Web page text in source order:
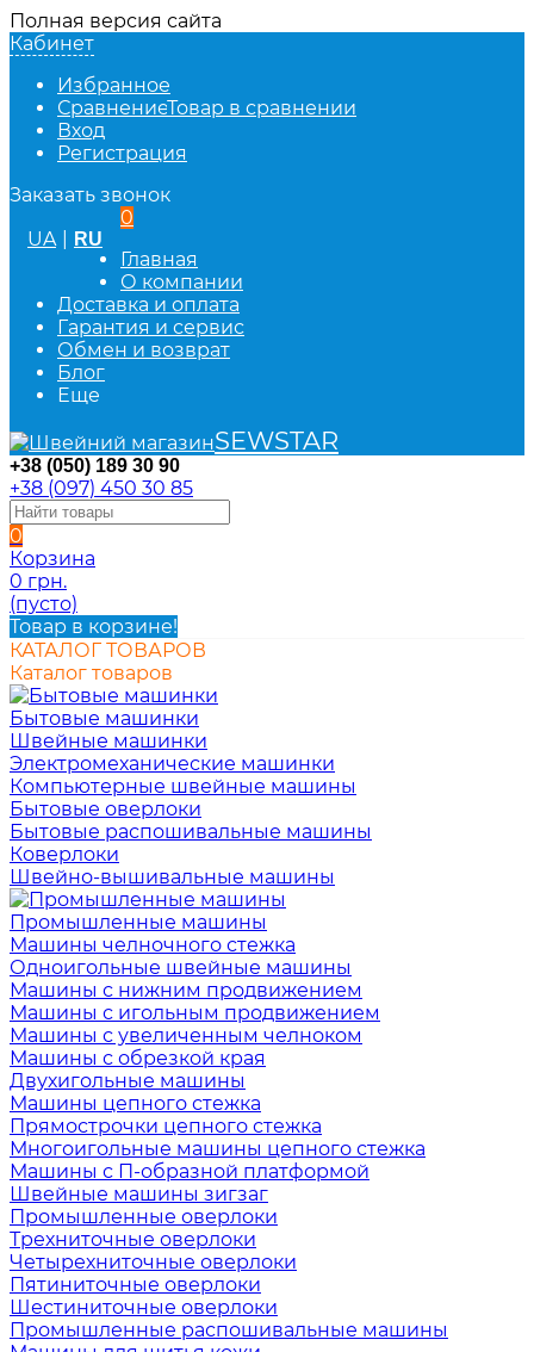
Полная версия сайта
Кабинет
Избранное
СравнениеТовар в сравнении
Вход
Регистрация
Заказать звонок
UA
RU
0
Главная
О компании
Доставка и оплата
Гарантия и сервис
Обмен и возврат
Блог
Еще
SEWSTAR
+38 (050) 189 30 90
+38 (097) 450 30 85
0
Корзина
0 грн.
(пусто)
Товар в корзине!
КАТАЛОГ ТОВАРОВ
Каталог товаров
Бытовые машинки
Швейные машинки
Электромеханические машинки
Компьютерные швейные машины
Бытовые оверлоки
Бытовые распошивальные машины
Коверлоки
Швейно-вышивальные машины
Промышленные машины
Машины челночного стежка
Одноигольные швейные машины
Машины с нижним продвижением
Машины с игольным продвижением
Машины с увеличенным челноком
Машины с обрезкой края
Двухигольные машины
Машины цепного стежка
Прямострочки цепного стежка
Многоигольные машины цепного стежка
Машины с П-образной платформой
Швейные машины зигзаг
Промышленные оверлоки
Трехниточные оверлоки
Четырехниточные оверлоки
Пятиниточные оверлоки
Шестиниточные оверлоки
Промышленные распошивальные машины